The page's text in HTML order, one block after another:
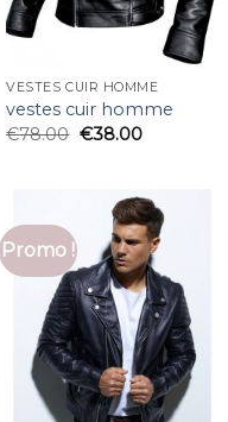
VESTES CUIR HOMME
vestes cuir homme
€78.00 €38.00
Promo !